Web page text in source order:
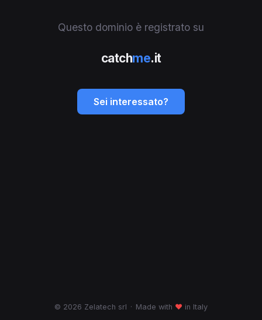
Questo dominio è registrato su
catchme.it
Sei interessato?
© 2026 Zelatech srl · Made with ♥ in Italy